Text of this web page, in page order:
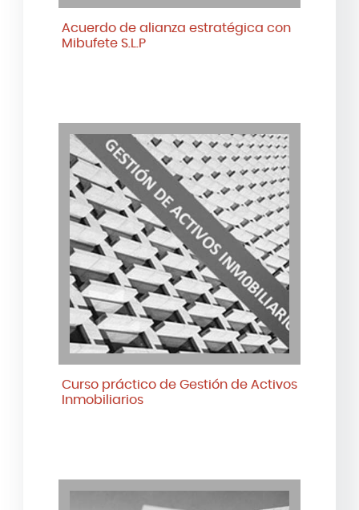
Acuerdo de alianza estratégica con
Mibufete S.L.P
Curso práctico de Gestión de Activos
Inmobiliarios